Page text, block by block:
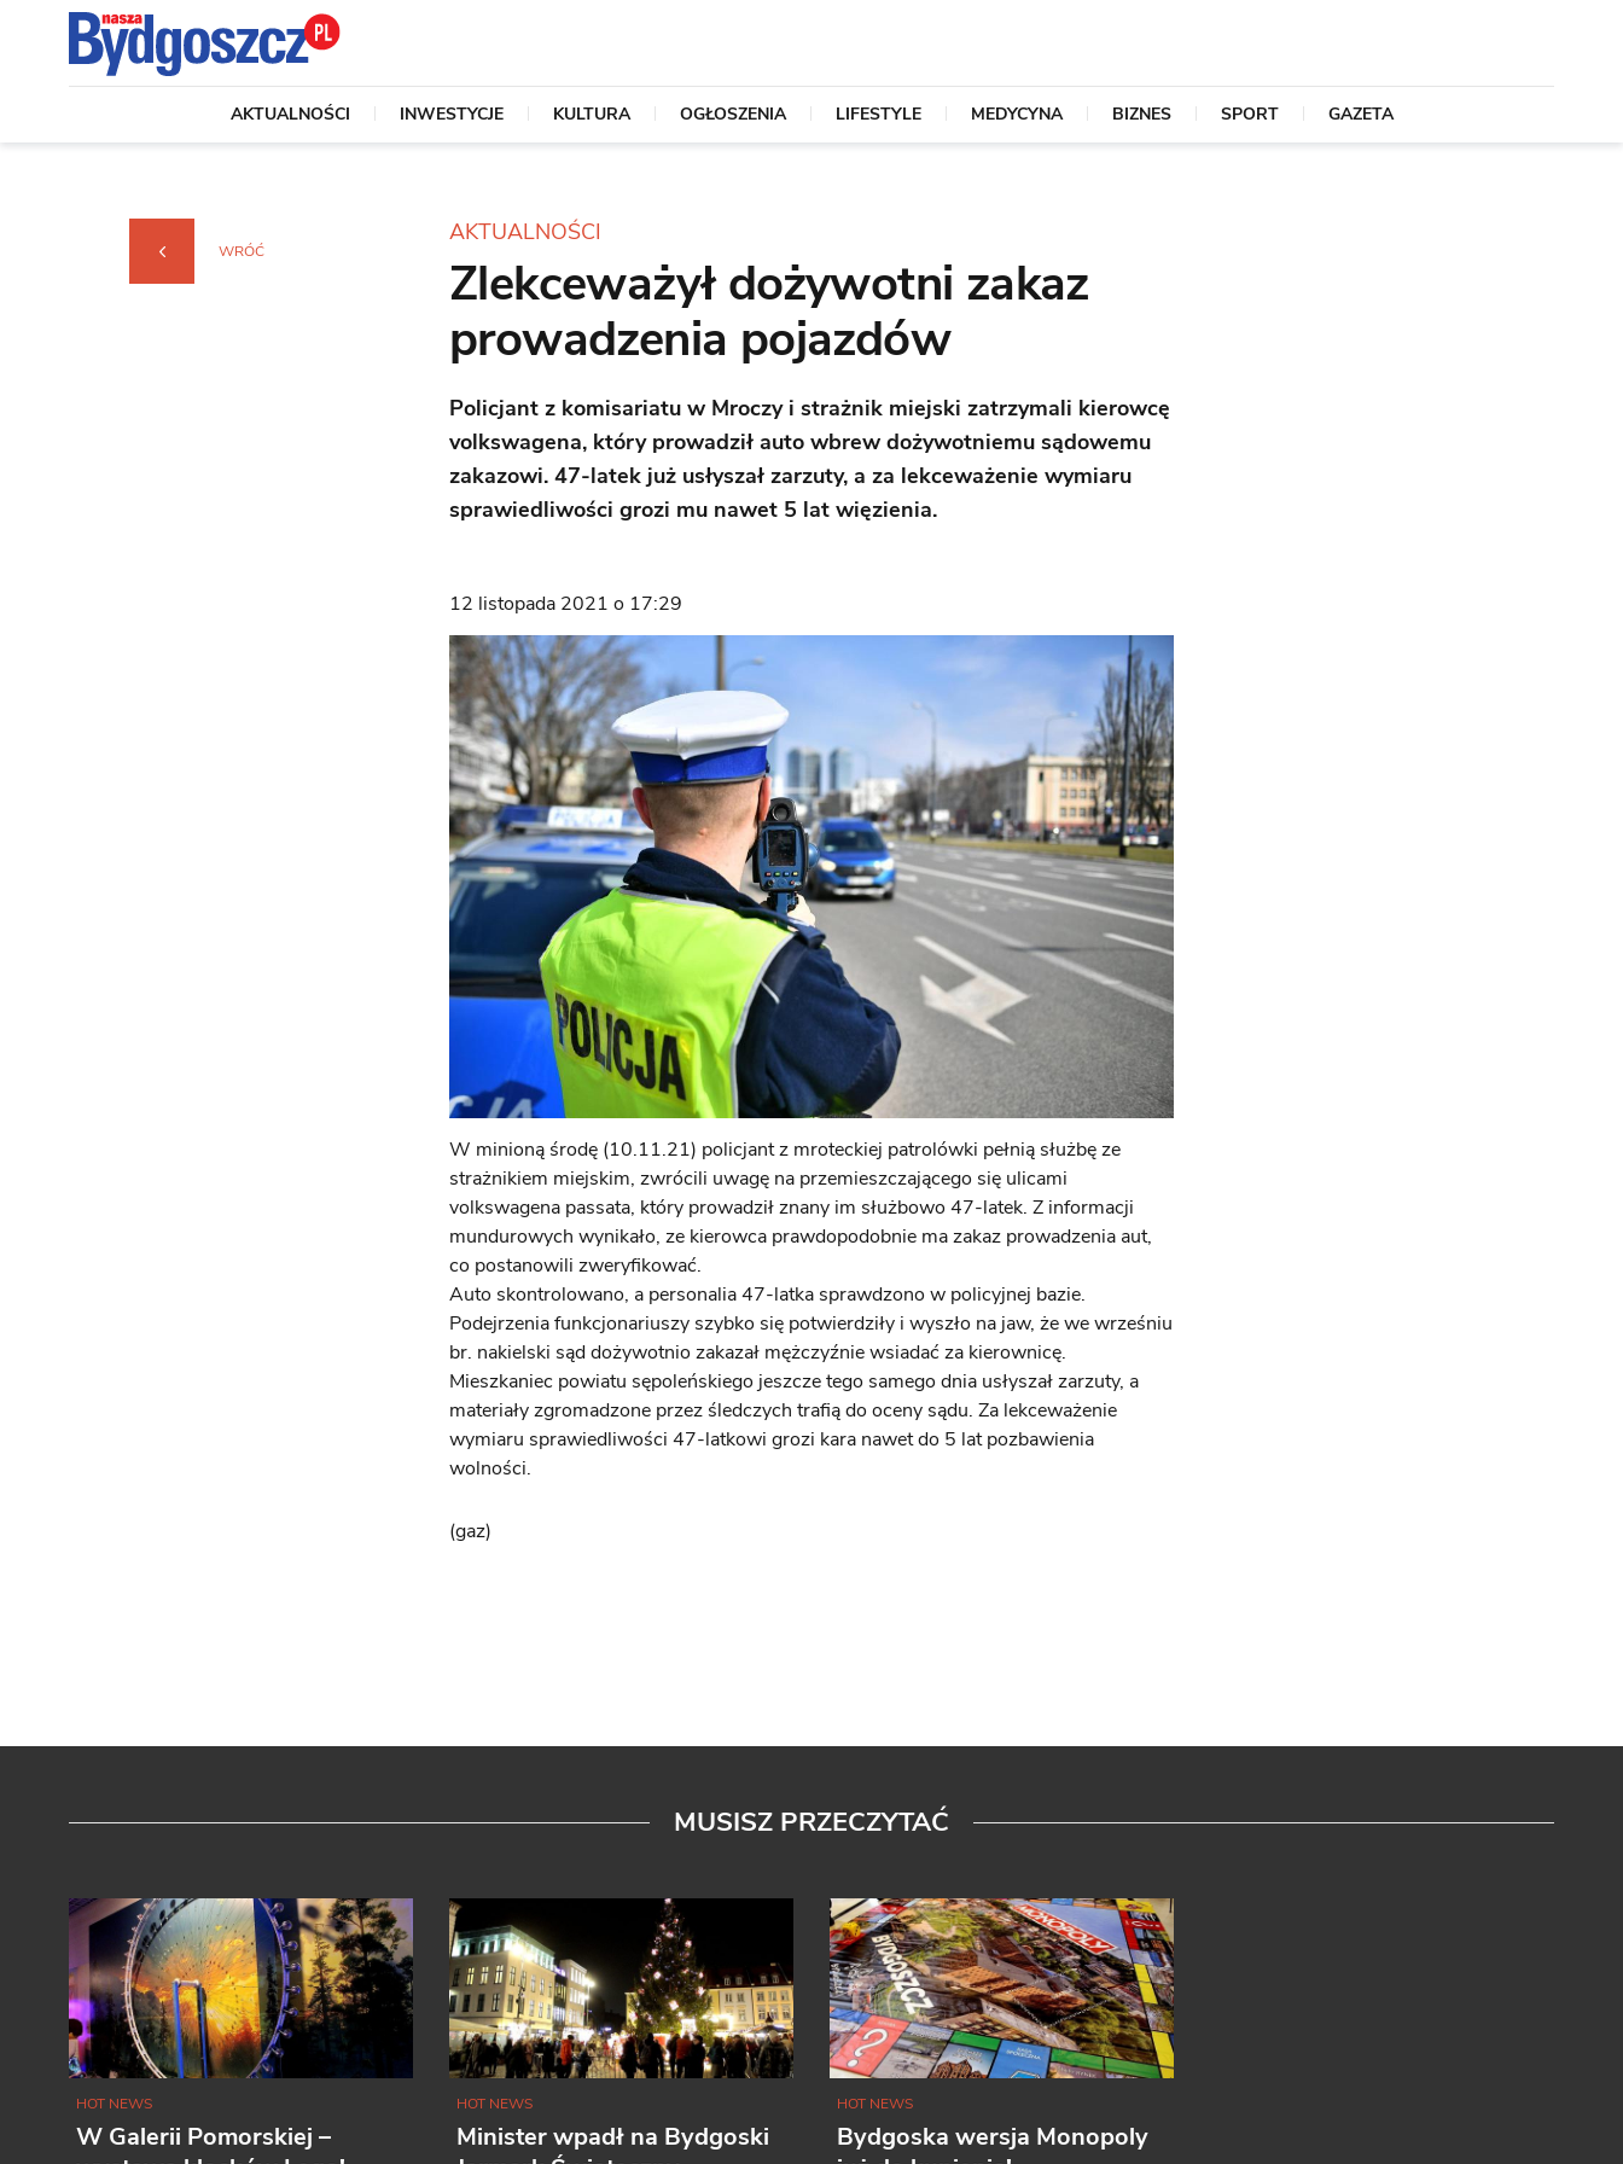
AKTUALNOŚCI INWESTYCJE KULTURA OGŁOSZENIA LIFESTYLE MEDYCYNA BIZNES SPORT GAZETA
WRÓĆ
AKTUALNOŚCI
Zlekceważył dożywotni zakaz
prowadzenia pojazdów
Policjant z komisariatu w Mroczy i strażnik miejski zatrzymali kierowcę
volkswagena, który prowadził auto wbrew dożywotniemu sądowemu
zakazowi. 47-latek już usłyszał zarzuty, a za lekceważenie wymiaru
sprawiedliwości grozi mu nawet 5 lat więzienia.
12 listopada 2021 o 17:29
W minioną środę (10.11.21) policjant z mroteckiej patrolówki pełnią służbę ze
strażnikiem miejskim, zwrócili uwagę na przemieszczającego się ulicami
volkswagena passata, który prowadził znany im służbowo 47-latek. Z informacji
mundurowych wynikało, ze kierowca prawdopodobnie ma zakaz prowadzenia aut,
co postanowili zweryfikować.
Auto skontrolowano, a personalia 47-latka sprawdzono w policyjnej bazie.
Podejrzenia funkcjonariuszy szybko się potwierdziły i wyszło na jaw, że we wrześniu
br. nakielski sąd dożywotnio zakazał mężczyźnie wsiadać za kierownicę.
Mieszkaniec powiatu sępoleńskiego jeszcze tego samego dnia usłyszał zarzuty, a
materiały zgromadzone przez śledczych trafią do oceny sądu. Za lekceważenie
wymiaru sprawiedliwości 47-latkowi grozi kara nawet do 5 lat pozbawienia
wolności.
(gaz)
MUSISZ PRZECZYTAĆ
HOT NEWS
W Galerii Pomorskiej –
HOT NEWS
Minister wpadł na Bydgoski
HOT NEWS
Bydgoska wersja Monopoly